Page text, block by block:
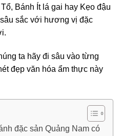
Bánh Ít lá gai hay Kẹo đậu
sắc với hương vị đặc
ta hãy đi sâu vào từng
đẹp văn hóa ẩm thực này
đặc sản Quảng Nam có